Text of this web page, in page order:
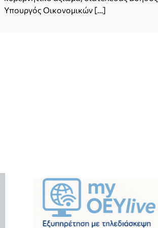
Υπουργός Οικονομικών […]